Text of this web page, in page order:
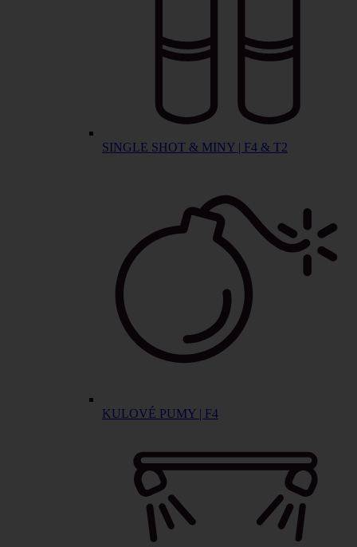
SINGLE SHOT & MINY | F4 & T2
KULOVÉ PUMY | F4